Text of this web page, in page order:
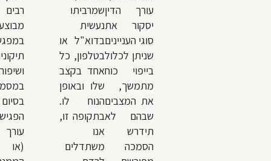
עורך הדין
יסקור את
סוגי העניינים
שניתן לכלול
בייפוי כוח
מתמשך,
את המצבים
שבהם לא
תידרש
הסמכה
שמרביתו
נעשית
בדוא"ל או
בטלפון, כל
אחד בקצב
שלו ובאופן
הנוח לו.
בתקופה זו,
אנו
משתדלים
רבים
בסיום
עורך
(או